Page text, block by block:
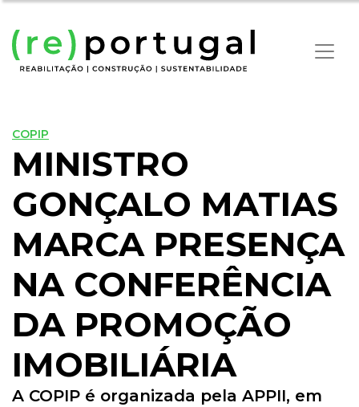
COPIP
MINISTRO
GONÇALO MATIAS
MARCA PRESENÇA
NA CONFERÊNCIA
DA PROMOÇÃO
IMOBILIÁRIA
A COPIP é organizada pela APPII, em